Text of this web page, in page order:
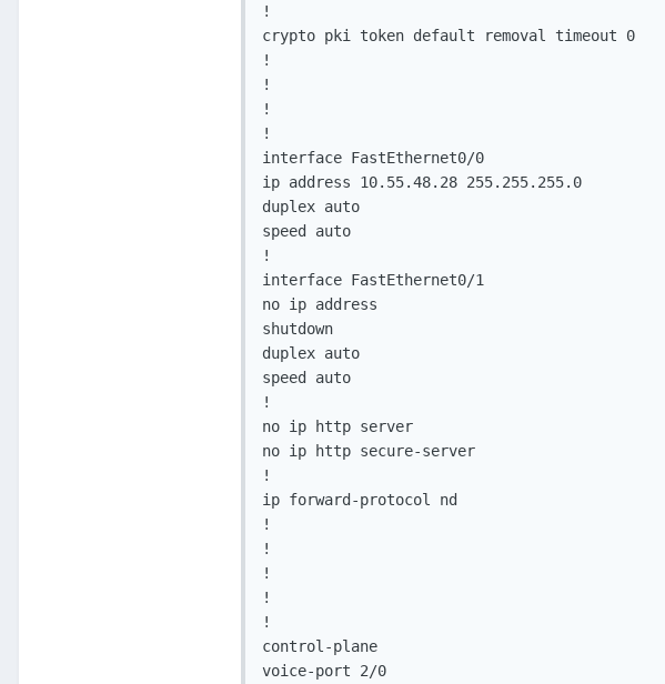
!
crypto pki token default removal timeout 0
!
!
!
!
interface FastEthernet0/0
ip address 10.55.48.28 255.255.255.0
duplex auto
speed auto
!
interface FastEthernet0/1
no ip address
shutdown
duplex auto
speed auto
!
no ip http server
no ip http secure-server
!
ip forward-protocol nd
!
!
!
!
!
control-plane
voice-port 2/0